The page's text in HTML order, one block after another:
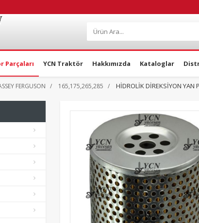
Parçaları YCN Traktör Hakkımızda Kataloglar
FERGUSON 165,175,265,285 HİDROLİK DİREKSİYON YAN